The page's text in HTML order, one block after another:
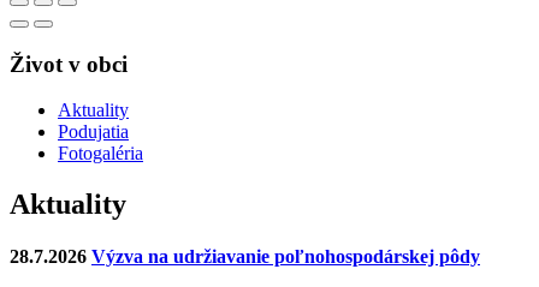
Život v obci
Aktuality
Podujatia
Fotogaléria
Aktuality
28.7.2026 Výzva na udržiavanie poľnohospodárskej pôdy